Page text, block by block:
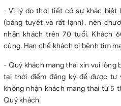
- Vì lý do thời tiết có sự khác biệt
(băng tuyết và rất lạnh), nên
nhận khách trên 70 tuổi. Khách
cùng. Hạn chế khách bị bệnh tim
- Quý khách mang thai xin vui lòng
tại thời điểm đăng ký để được tư
không nhận khách mang thai từ 5
Quý khách.